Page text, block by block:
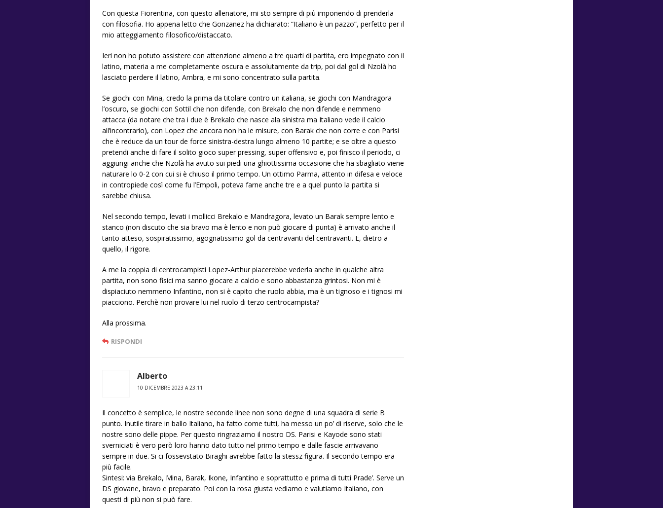
Con questa Fiorentina, con questo allenatore, mi sto sempre di più imponendo di prenderla
con filosofia. Ho appena letto che Gonzanez ha dichiarato: “Italiano è un pazzo”, perfetto per il
mio atteggiamento filosofico/distaccato.
Ieri non ho potuto assistere con attenzione almeno a tre quarti di partita, ero impegnato con il
latino, materia a me completamente oscura e assolutamente da trip, poi dal gol di Nzolà ho
lasciato perdere il latino, Ambra, e mi sono concentrato sulla partita.
Se giochi con Mina, credo la prima da titolare contro un italiana, se giochi con Mandragora
l’oscuro, se giochi con Sottil che non difende, con Brekalo che non difende e nemmeno
attacca (da notare che tra i due è Brekalo che nasce ala sinistra ma Italiano vede il calcio
all’incontrario), con Lopez che ancora non ha le misure, con Barak che non corre e con Parisi
che è reduce da un tour de force sinistra-destra lungo almeno 10 partite; e se oltre a questo
pretendi anche di fare il solito gioco super pressing, super offensivo e, poi finisco il periodo, ci
aggiungi anche che Nzolà ha avuto sui piedi una ghiottissima occasione che ha sbagliato viene
naturare lo 0-2 con cui si è chiuso il primo tempo. Un ottimo Parma, attento in difesa e veloce
in contropiede così come fu l’Empoli, poteva farne anche tre e a quel punto la partita si
sarebbe chiusa.
Nel secondo tempo, levati i mollicci Brekalo e Mandragora, levato un Barak sempre lento e
stanco (non discuto che sia bravo ma è lento e non può giocare di punta) è arrivato anche il
tanto atteso, sospiratissimo, agognatissimo gol da centravanti del centravanti. E, dietro a
quello, il rigore.
A me la coppia di centrocampisti Lopez-Arthur piacerebbe vederla anche in qualche altra
partita, non sono fisici ma sanno giocare a calcio e sono abbastanza grintosi. Non mi è
dispiaciuto nemmeno Infantino, non si è capito che ruolo abbia, ma è un tignoso e i tignosi mi
piacciono. Perchè non provare lui nel ruolo di terzo centrocampista?
Alla prossima.
RISPONDI
Alberto
10 DICEMBRE 2023 A 23:11
Il concetto è semplice, le nostre seconde linee non sono degne di una squadra di serie B
punto. Inutile tirare in ballo Italiano, ha fatto come tutti, ha messo un po’ di riserve, solo che le
nostre sono delle pippe. Per questo ringraziamo il nostro DS. Parisi e Kayode sono stati
sverniciati è vero però loro hanno dato tutto nel primo tempo e dalle fascie arrivavano
sempre in due. Si ci fossevstato Biraghi avrebbe fatto la stessz figura. Il secondo tempo era
più facile.
Sintesi: via Brekalo, Mina, Barak, Ikone, Infantino e soprattutto e prima di tutti Prade’. Serve un
DS giovane, bravo e preparato. Poi con la rosa giusta vediamo e valutiamo Italiano, con
questi di più non si può fare.